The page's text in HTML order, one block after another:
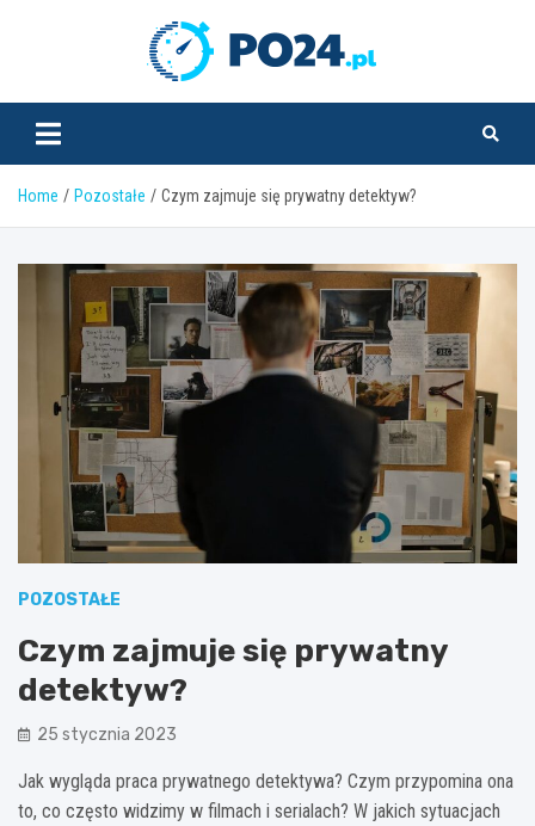
Home Pozostałe Czym zajmuje się prywatny detektyw?
POZOSTAŁE
Czym zajmuje się prywatny
detektyw?
25 stycznia 2023
Jak wygląda praca prywatnego detektywa? Czym przypomina ona
to, co często widzimy w filmach i serialach? W jakich sytuacjach